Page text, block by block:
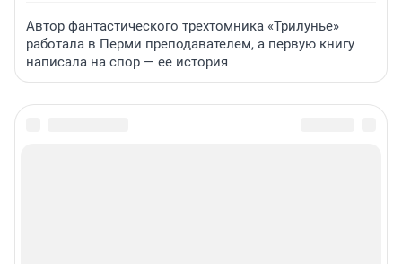
Автор фантастического трехтомника «Трилунье»
работала в Перми преподавателем, а первую книгу
написала на спор — ее история